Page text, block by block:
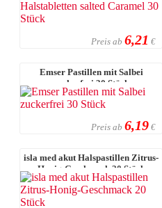
Preis ab 6,21 €
Emser Pastillen mit Salbei
zuckerfrei 30 Stück
Preis ab 6,19 €
isla med akut Halspastillen Zitrus-
Honig-Geschmack 20 Stück